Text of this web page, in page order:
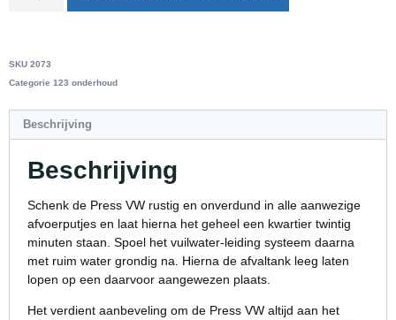
SKU 2073
Categorie 123 onderhoud
Beschrijving
Beschrijving
Schenk de Press VW rustig en onverdund in alle aanwezige
afvoerputjes en laat hierna het geheel een kwartier twintig
minuten staan. Spoel het vuilwater-leiding systeem daarna
met ruim water grondig na. Hierna de afvaltank leeg laten
lopen op een daarvoor aangewezen plaats.
Het verdient aanbeveling om de Press VW altijd aan het